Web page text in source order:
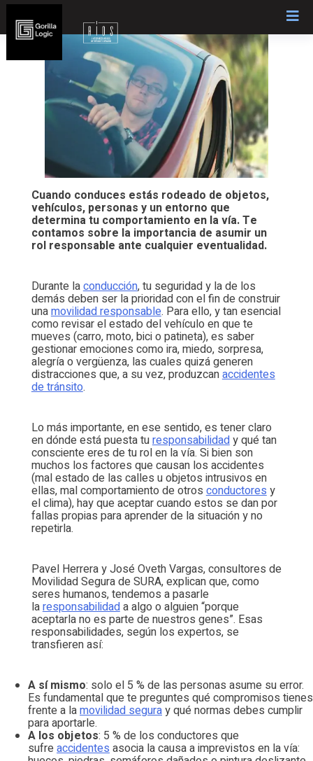
Skip
content
Cuando conduces estás rodeado de objetos,
vehículos, personas y un entorno que
determina tu comportamiento en la vía. Te
contamos sobre la importancia de asumir un
rol responsable ante cualquier eventualidad.
Durante laconducción, tu seguridad y la de los
demás deben ser la prioridad con el fin de construir
unamovilidad responsable. Para ello, y tan esencial
como revisar el estado del vehículo en que te
mueves (carro, moto, bici o patineta), es saber
gestionar emociones como ira, miedo, sorpresa,
alegría o vergüenza, las cuales quizá generen
distracciones que, a su vez, produzcanaccidentes
de tránsito.
Lo más importante, en ese sentido, es tener claro
en dónde está puesta turesponsabilidady qué tan
consciente eres de tu rol en la vía. Si bien son
muchos los factores que causan los accidentes
(mal estado de las calles u objetos intrusivos en
ellas, mal comportamiento de otrosconductoresy
el clima), hay que aceptar cuando estos se dan por
fallas propias para aprender de la situación y no
repetirla.
Pavel Herrera y José Oveth Vargas, consultores de
Movilidad Segura de SURA, explican que, como
seres humanos, tendemos a pasarle
laresponsabilidada algo o alguien “porque
aceptarla no es parte de nuestros genes”. Esas
responsabilidades, según los expertos, se
transfieren así:
A sí mismo: solo el 5 % de las personas asume su error.
Es fundamental que te preguntes qué compromisos tienes
frente a lamovilidad seguray qué normas debes cumplir
para aportarle.
A los objetos: 5 % de los conductores que
sufreaccidentesasocia la causa a imprevistos en la vía: